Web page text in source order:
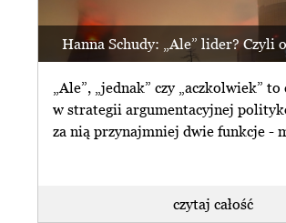
Hanna Schudy: „Ale” lider? Czyli
„Ale”, „jednak” czy „aczkolwiek” to
w strategii argumentacyjnej
za nią przynajmniej dwie funkcje -
czytaj całość